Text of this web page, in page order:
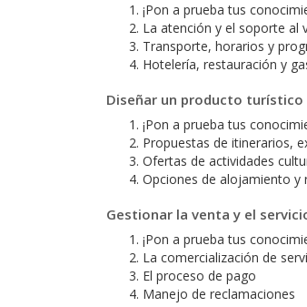
¡Pon a prueba tus
La atención y el soporte al
Transporte, horarios y
Hotelería, restauración y
Diseñar un producto turístico
¡Pon a prueba tus
Propuestas de itinerarios,
Ofertas de actividades
Opciones de alojamiento y
Gestionar la venta y el
¡Pon a prueba tus
La comercialización de
El proceso de pago
Manejo de reclamaciones